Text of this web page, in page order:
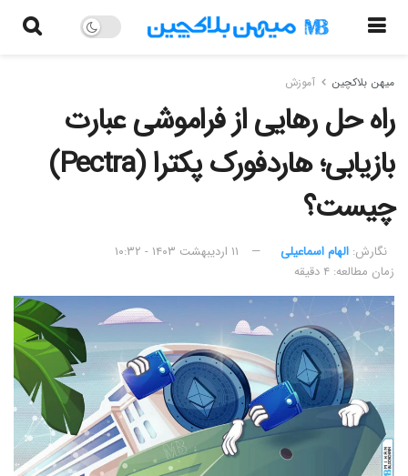
میهن بلاکچین آموزش
راه حل رهایی از فراموشی عبارت
بازیابی؛ هاردفورک پکترا (Pectra)
چیست؟
نگارش:‌ الهام اسماعیلی
۱۱ اردیبهشت ۱۴۰۳ - ۱۰:۳۲
زمان مطالعه: ۴ دقیقه